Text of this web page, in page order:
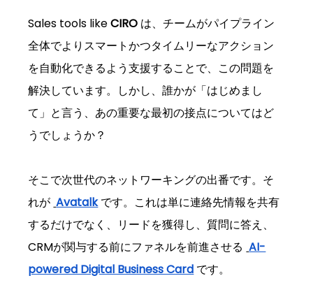
Sales tools like CIRO は、チームがパイプライン
全体でよりスマートかつタイムリーなアクション
を自動化できるよう支援することで、この問題を
解決しています。しかし、誰かが「はじめまし
て」と言う、あの重要な最初の接点についてはど
うでしょうか？
そこで次世代のネットワーキングの出番です。そ
れが Avatalk です。これは単に連絡先情報を共有
するだけでなく、リードを獲得し、質問に答え、
CRMが関与する前にファネルを前進させる AI-
powered Digital Business Card です。